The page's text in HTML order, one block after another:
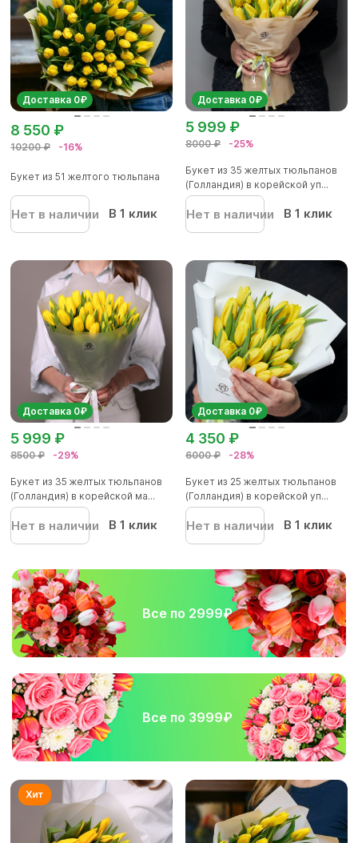
Доставка 0₽
10200 ₽ -16%
8 550 ₽
Букет из 51 желтого тюльпана
Нет в наличии В 1 клик
Доставка 0₽
8000 ₽ -25%
5 999 ₽
Букет из 35 желтых тюльпанов
(Голландия) в корейской уп...
Нет в наличии В 1 клик
Доставка 0₽
8500 ₽ -29%
5 999 ₽
Букет из 35 желтых тюльпанов
(Голландия) в корейской ма...
Нет в наличии В 1 клик
Доставка 0₽
6000 ₽ -28%
4 350 ₽
Букет из 25 желтых тюльпанов
(Голландия) в корейской уп...
Нет в наличии В 1 клик
Все по 2999₽
Все по 3999₽